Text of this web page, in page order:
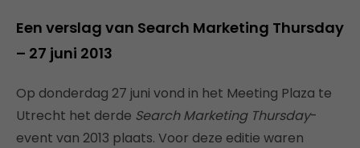
Een verslag van Search Marketing Thursday
– 27 juni 2013
Op donderdag 27 juni vond in het Meeting Plaza te
Utrecht het derde Search Marketing Thursday-
event van 2013 plaats. Voor deze editie waren